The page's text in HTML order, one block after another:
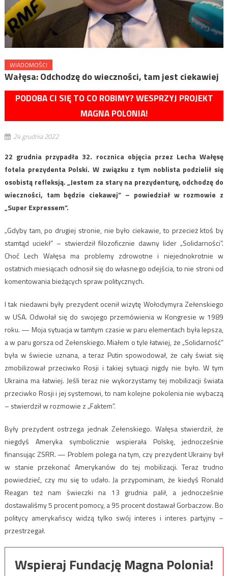
WIADOMOŚCI
Wałęsa: Odchodzę do wieczności, tam jest ciekawiej
PODOBA CI SIĘ TO CO ROBIMY? WESPRZYJ PROJEKT
MAGNA POLONIA!
24 grudnia 2022
22 grudnia przypadła 32. rocznica objęcia przez Lecha Wałęsę
fotela prezydenta Polski. W związku z tym noblista podzielił się
osobistą refleksją. „Jestem za stary na prezydenturę, odchodzę do
wieczności, tam będzie ciekawej” – powiedział w rozmowie z
„Super Expressem”.
„Gdyby tam, po drugiej stronie, nie było ciekawie, to przecież ktoś by
stamtąd uciekł” – stwierdził filozoficznie dawny lider „Solidarności”.
Choć Lech Wałęsa ma problemy zdrowotne i niejednokrotnie w
ostatnich miesiącach odnosił się do własnego odejścia, to nie stroni od
komentowania bieżących spraw politycznych.
I tak niedawni były prezydent ocenił wizytę Wołodymyra Zełenskiego
w USA. Odwołał się do swojego przemówienia w Kongresie w 1989
roku. — Moja sytuacja w tamtym czasie w paru elementach była lepsza,
a w paru gorsza od Zełenskiego. Miałem o tyle łatwiej, że „Solidarność”
była w świecie uznana, a teraz Putin spowodował, że cały świat się
zmobilizował przeciwko Rosji i takiej sytuacji nigdy nie było. W tym
Ukraina ma łatwiej. Jeśli teraz nie wykorzystamy tej mobilizacji świata
przeciwko Rosji i jej systemowi, to nam kolejne pokolenia nie wybaczą
– stwierdził w rozmowie z „Faktem”.
Były prezydent ostrzega jednak Zełenskiego. Wałęsa stwierdził, że
niegdyś Ameryka symbolicznie wspierała Polskę, jednocześnie
finansując ZSRR. — Problem polega na tym, czy prezydent Ukrainy był
w stanie przekonać Amerykanów do tej mobilizacji. Teraz trudno
powiedzieć, czy mu się to udało. Ja przypominam, że kiedyś Ronald
Reagan też nam świeczki na 13 grudnia palił, a jednocześnie
dostawaliśmy 5 procent pomocy, a 95 procent dostawał Gorbaczow. Bo
politycy amerykańscy widzą tylko swój interes i interes partyjny –
przestrzegał.
Wspieraj Fundację Magna Polonia!